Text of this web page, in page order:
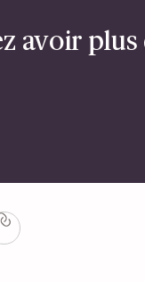
avoir